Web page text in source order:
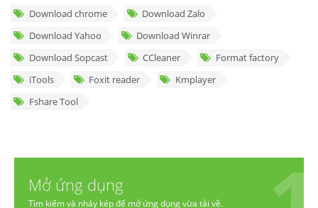
Download chrome
Download Zalo
Download Yahoo
Download Winrar
Download Sopcast
CCleaner
Format factory
iTools
Foxit reader
Kmplayer
Fshare Tool
Mở ứng dụng
Tìm kiếm và nháy kép để mở ứng dụng vừa tải về.